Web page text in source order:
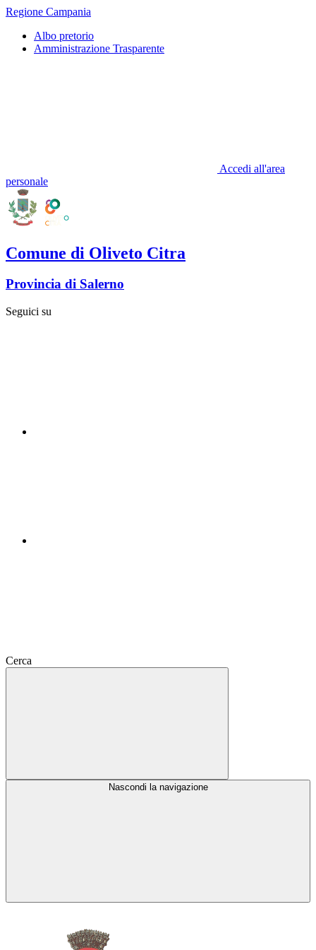
Regione Campania
Albo pretorio
Amministrazione Trasparente
Accedi all'area
personale
Comune di Oliveto Citra
Provincia di Salerno
Seguici su
Cerca
Nascondi la navigazione